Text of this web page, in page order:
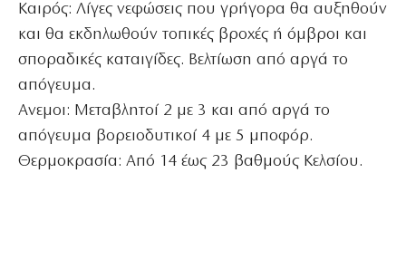
Καιρός: Λίγες νεφώσεις που γρήγορα θα αυξηθούν
και θα εκδηλωθούν τοπικές βροχές ή όμβροι και
σποραδικές καταιγίδες. Βελτίωση από αργά το
απόγευμα.
Ανεμοι: Μεταβλητοί 2 με 3 και από αργά το
απόγευμα βορειοδυτικοί 4 με 5 μποφόρ.
Θερμοκρασία: Από 14 έως 23 βαθμούς Κελσίου.